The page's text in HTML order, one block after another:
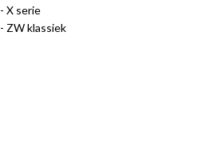
X serie
ZW klassiek